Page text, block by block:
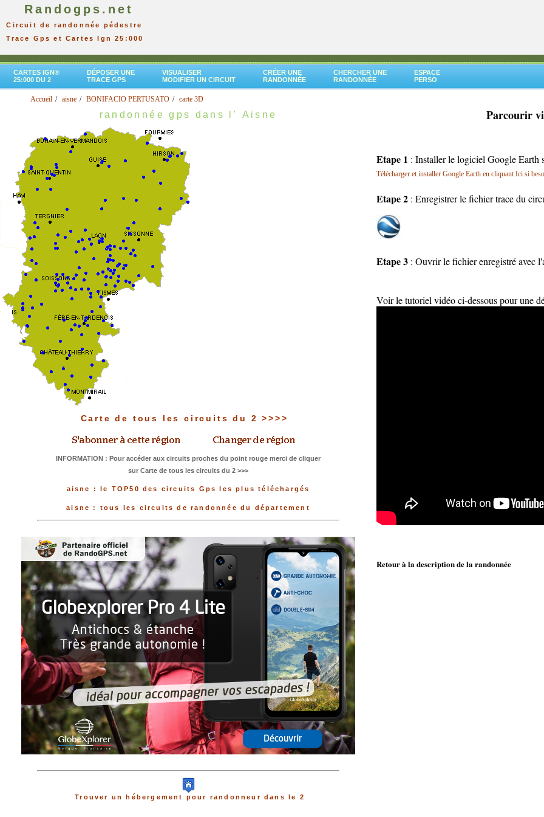
Randogps.net
Circuit de randonnée pédestre
Trace Gps et Cartes Ign 25:000
CARTES IGN®
25:000 DU 2
DÉPOSER UNE
TRACE GPS
VISUALISER
MODIFIER UN CIRCUIT
CRÉER UNE
RANDONNÉE
CHERCHER UNE
RANDONNÉE
ESPACE
PERSO
Accueil aisne BONIFACIO PERTUSATO carte 3D
randonnée gps dans l' Aisne
Carte de tous les circuits du 2 >>>>
INFORMATION : Pour accéder aux circuits proches du point rouge merci de cliquer
sur Carte de tous les circuits du 2 >>>
aisne : le TOP50 des circuits Gps les plus téléchargés
aisne : tous les circuits de randonnée du département
Trouver un hébergement pour randonneur dans le 2
Parcourir
Etape 1 : Installer le logiciel Google Earth
Télécharger et installer Google Earth en cliquant Ici si
Etape 2 : Enregistrer le fichier trace du
Etape 3 : Ouvrir le fichier enregistré avec
Voir le tutoriel vidéo ci-dessous pour une
Retour à la description de la randonnée